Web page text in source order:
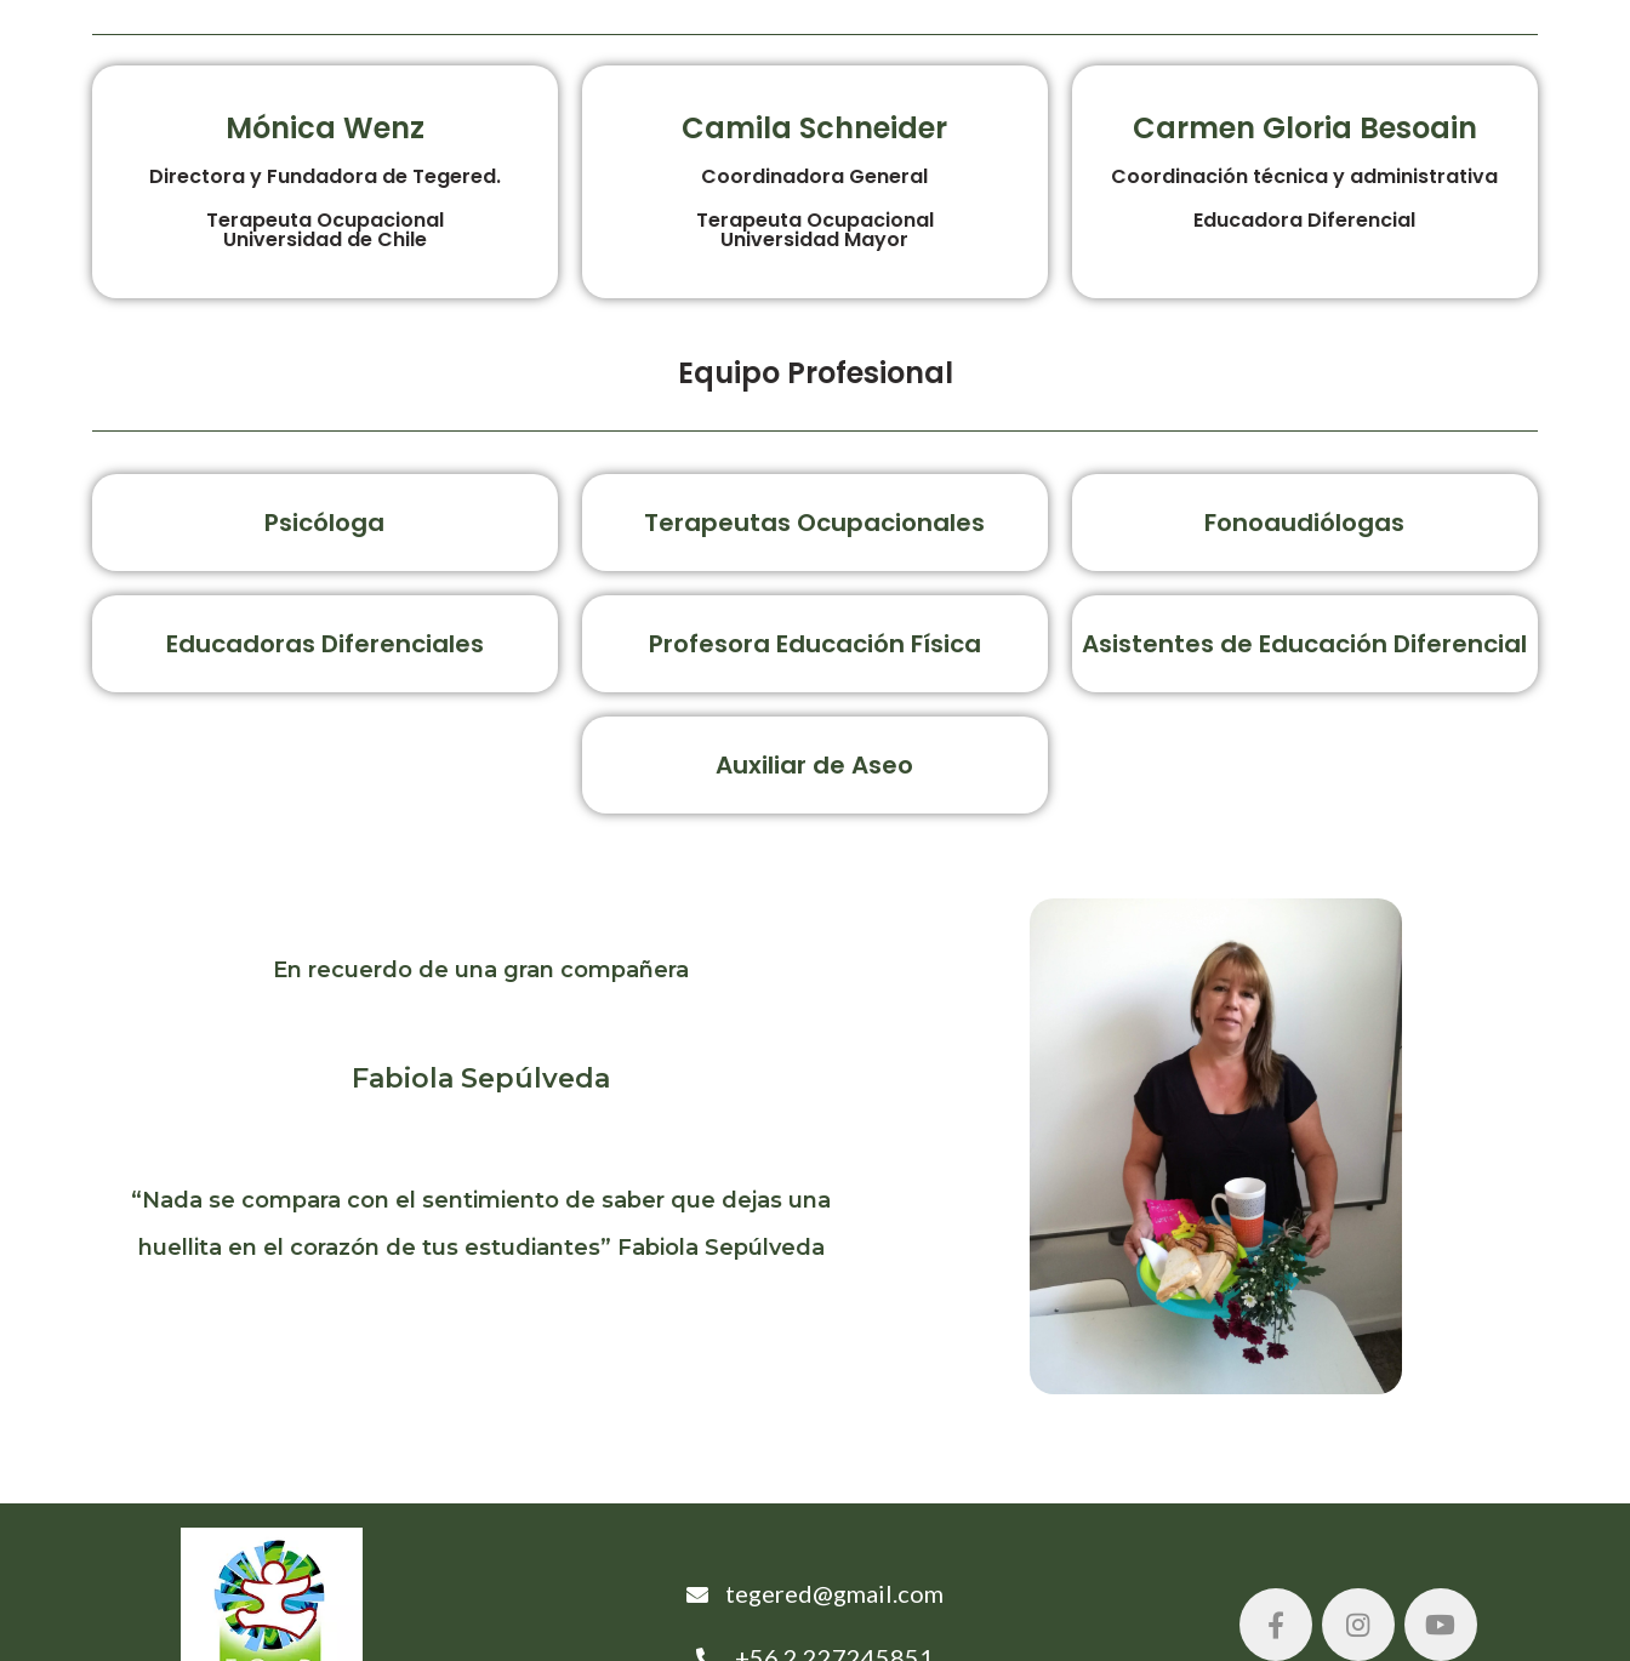
Mónica Wenz
Directora y Fundadora de Tegered.
Terapeuta Ocupacional
Universidad de Chile
Camila Schneider
Coordinadora General
Terapeuta Ocupacional
Universidad Mayor
Carmen Gloria Besoain
Coordinación técnica y administrativa
Educadora Diferencial
Equipo Profesional
Psicóloga Terapeutas Ocupacionales Fonoaudiólogas
Educadoras Diferenciales Profesora Educación Física Asistentes de Educación Diferencial
Auxiliar de Aseo
En recuerdo de una gran compañera
Fabiola Sepúlveda
“Nada se compara con el sentimiento de saber que dejas una
huellita en el corazón de tus estudiantes” Fabiola Sepúlveda
tegered@gmail.com